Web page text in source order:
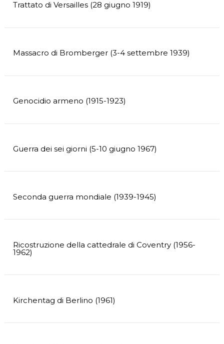
Trattato di Versailles (28 giugno 1919)
Massacro di Bromberger (3-4 settembre 1939)
Genocidio armeno (1915-1923)
Guerra dei sei giorni (5-10 giugno 1967)
Seconda guerra mondiale (1939-1945)
Ricostruzione della cattedrale di Coventry (1956-
1962)
Kirchentag di Berlino (1961)